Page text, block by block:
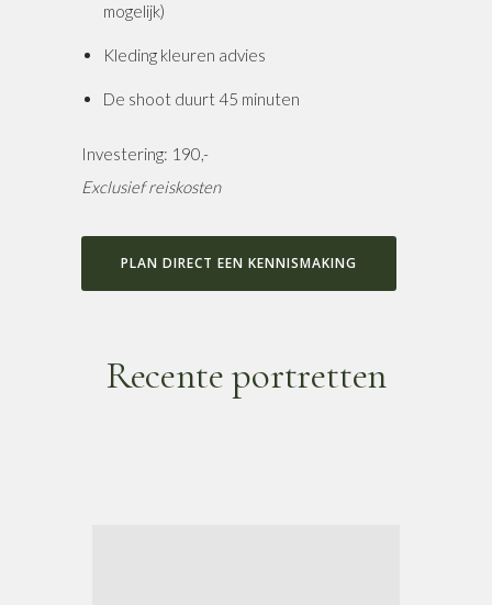
mogelijk)
Kleding kleuren advies
De shoot duurt 45 minuten
Investering: 190,-
Exclusief reiskosten
PLAN DIRECT EEN KENNISMAKING
Recente portretten